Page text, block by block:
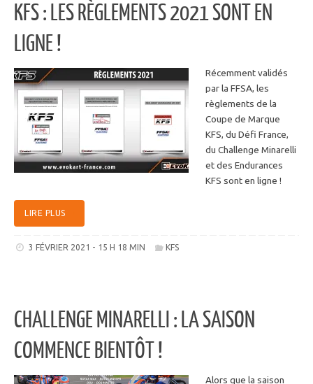
KFS : LES RÈGLEMENTS 2021 SONT EN
LIGNE !
Récemment validés
par la FFSA, les
règlements de la
Coupe de Marque
KFS, du Défi France,
du Challenge Minarelli
et des Endurances
KFS sont en ligne !
LIRE PLUS
3 FÉVRIER 2021 - 15 H 18 MIN KFS
CHALLENGE MINARELLI : LA SAISON
COMMENCE BIENTÔT !
Alors que la saison